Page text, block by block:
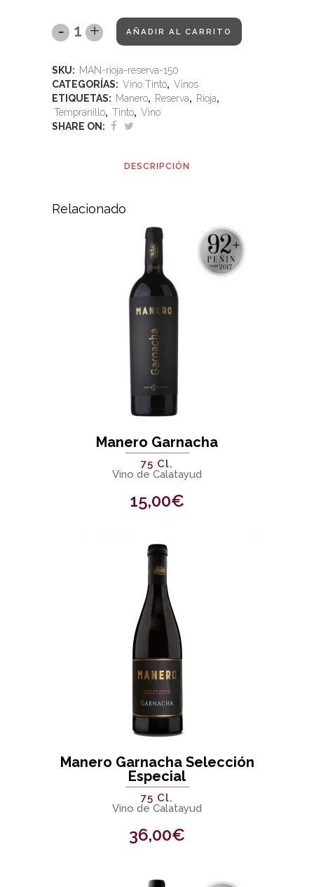
AÑADIR AL CARRITO
SKU: MAN-rioja-reserva-150
CATEGORÍAS: Vino Tinto, Vinos
ETIQUETAS: Manero, Reserva, Rioja,
Tempranillo, Tinto, Vino
SHARE ON:
DESCRIPCIÓN
Relacionado
Manero Garnacha
75 Cl.
Vino de Calatayud
15,00€
Manero Garnacha Selección
Especial
75 Cl.
Vino de Calatayud
36,00€